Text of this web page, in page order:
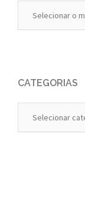
Anteriores
CATEGORIAS